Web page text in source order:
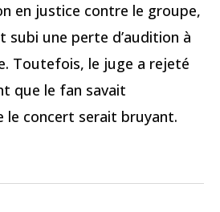
en justice contre le groupe,
subi une perte d’audition à
Toutefois, le juge a rejeté
que le fan savait
le concert serait bruyant.